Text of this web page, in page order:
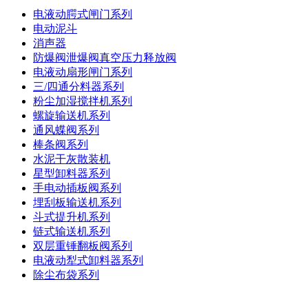
电液动腭式闸门系列
电动泥斗
消声器
防爆阀泄爆阀真空压力释放阀
电液动扇形闸门系列
三/四通分料器系列
粉尘加湿搅拌机系列
螺旋输送机系列
通风蝶阀系列
棒条阀系列
水泥干灰散装机
星型卸料器系列
手电动插板阀系列
埋刮板输送机系列
斗式提升机系列
链式输送机系列
双层重锤翻板阀系列
电液动犁式卸料器系列
除尘布袋系列